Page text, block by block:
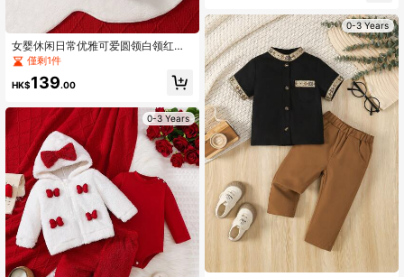
女婴休闲日常优雅可爱圆领白领红色
蘑菇刺绣长袖连体衣，春秋季款
僅剩1件
HK$139.00
0-3 Years
0-3 Years